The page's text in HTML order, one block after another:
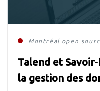
Montréal open
Talend et
la gestion des